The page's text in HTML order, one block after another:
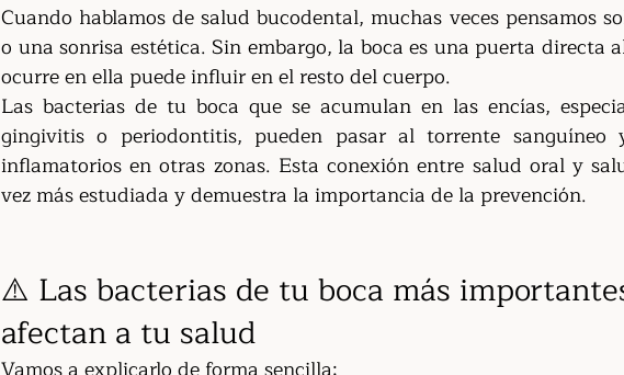
Cuando hablamos de salud bucodental, muchas veces pensamos
o una sonrisa estética. Sin embargo, la boca es una puerta directa
ocurre en ella puede influir en el resto del cuerpo.
Las bacterias de tu boca que se acumulan en las encías,
gingivitis o periodontitis, pueden pasar al torrente sanguíneo
inflamatorios en otras zonas. Esta conexión entre salud oral y
vez más estudiada y demuestra la importancia de la prevención.
⚠️ Las bacterias de tu boca más
afectan a tu salud